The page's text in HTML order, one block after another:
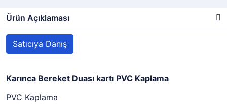
Ürün Açıklaması
Satıcıya Danış
Karınca Bereket Duası kartı PVC Kaplama
PVC Kaplama